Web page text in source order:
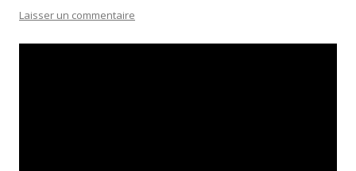
Laisser un commentaire